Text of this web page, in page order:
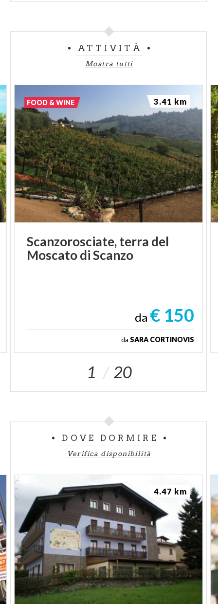
ATTIVITÀ
Mostra tutti
Scanzorosciate,terra del
MoscatodiScanzo
da € 150
da SARA CORTINOVIS
FOOD & WINE 3.41 km
1 20
DOVE DORMIRE
Verifica disponibilità
4.47 km